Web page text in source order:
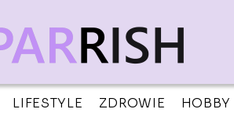
LIFESTYLE ZDROWIE HOBBY